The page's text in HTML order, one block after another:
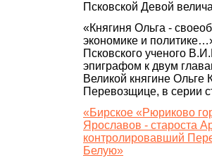
Псковской Девой
«Княгиня Ольга -
экономике и
Псковского ученого
эпиграфом к двум
Великой княгине Ольге
Перевозщице, в серии
«Бирское «Рюриково
Ярославов - староста
контролировавший
Белую»